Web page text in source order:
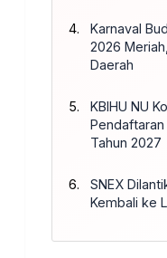
Karnaval
2026
Daerah
KBIHU NU
Pendaftaran
Tahun 2027
SNEX
Kembali ke